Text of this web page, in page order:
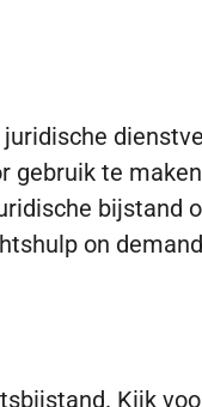
gebruik te
on
Kijk